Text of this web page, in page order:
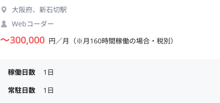
大阪府、新石切駅
Webコーダー
〜300,000 円／月（※月160時間稼働の場合・税別）
稼働日数
1日
常駐日数
1日